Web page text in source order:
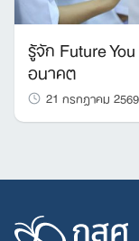
รู้จัก Future
อนาคต
21 กรกฎาคม 2569